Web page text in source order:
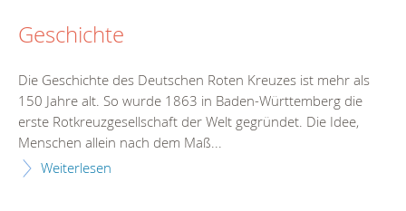
Geschichte
Die Geschichte des Deutschen Roten Kreuzes ist mehr als
150 Jahre alt. So wurde 1863 in Baden-Württemberg die
erste Rotkreuzgesellschaft der Welt gegründet. Die Idee,
Menschen allein nach dem Maß...
Weiterlesen